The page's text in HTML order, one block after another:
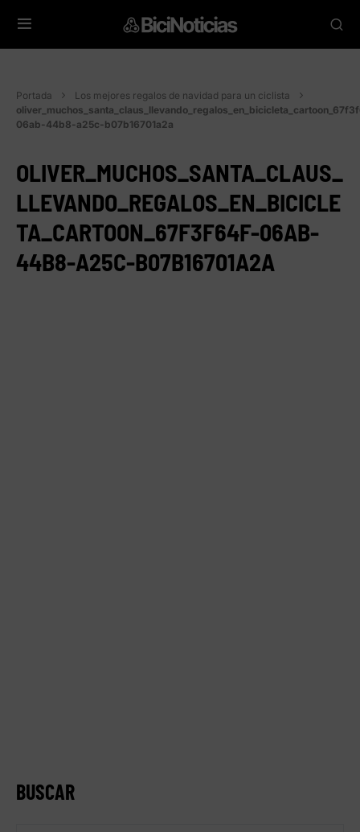
Portada
Los mejores regalos de navidad para un ciclista
06ab-44b8-a25c-b07b16701a2a
OLIVER_MUCHOS_SANTA_CLAUS_
LLEVANDO_REGALOS_EN_BICICLE
TA_CARTOON_67F3F64F-06AB-
44B8-A25C-B07B16701A2A
BUSCAR